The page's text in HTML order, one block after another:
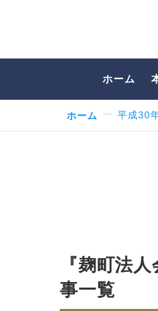
ホーム
ホーム 平成30
『麹町法
事一覧